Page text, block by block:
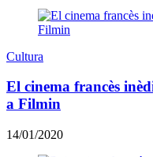
Cultura
El cinema francès
a Filmin
14/01/2020